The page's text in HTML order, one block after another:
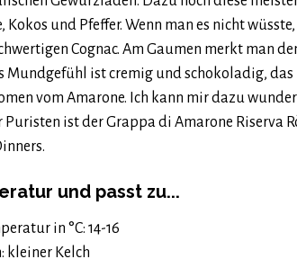
Kokos und Pfeffer. Wenn man es nicht
Cognac. Am Gaumen merkt man
Mundgefühl ist cremig und schokoladig,
vom Amarone. Ich kann mir dazu
ist der Grappa di Amarone Riserva
und passt zu...
in °C: 14-16
kleiner Kelch